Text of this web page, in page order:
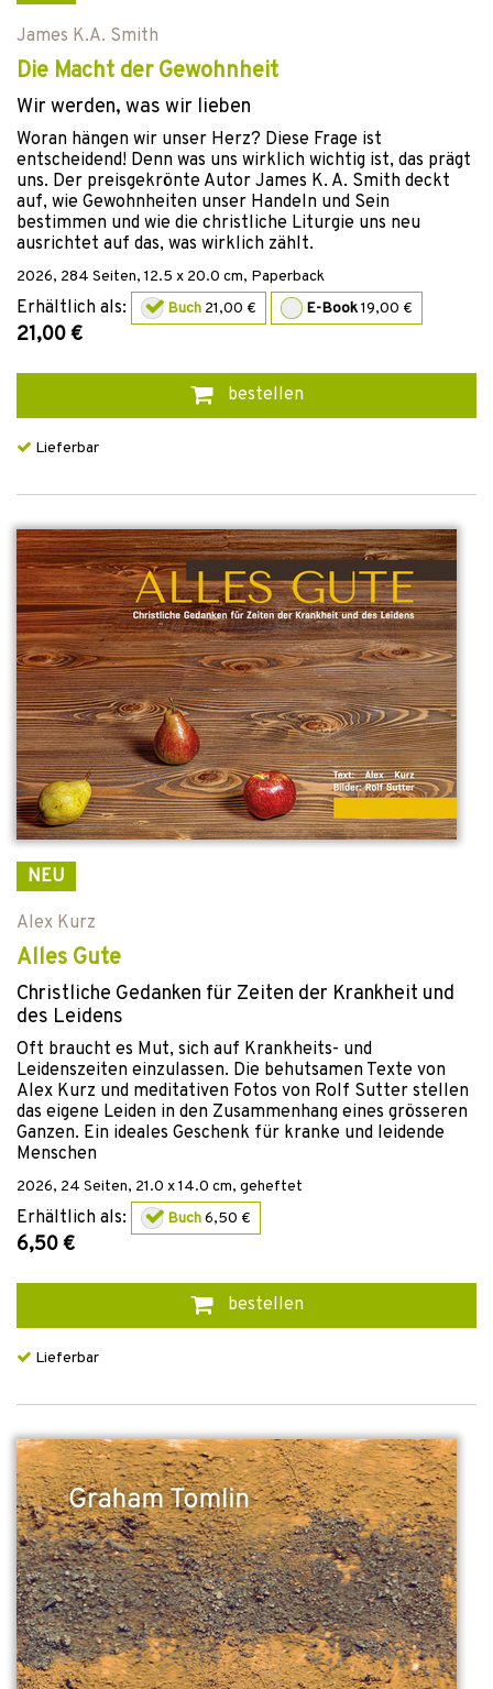
James K.A. Smith
Die Macht der Gewohnheit
Wir werden, was wir lieben
Woran hängen wir unser Herz? Diese Frage ist
entscheidend! Denn was uns wirklich wichtig ist, das prägt
uns. Der preisgekrönte Autor James K. A. Smith deckt
auf, wie Gewohnheiten unser Handeln und Sein
bestimmen und wie die christliche Liturgie uns neu
ausrichtet auf das, was wirklich zählt.
2026, 284 Seiten, 12.5 x 20.0 cm, Paperback
Erhältlich als: Buch 21,00 € E-Book19,00 €
21,00 €
bestellen
Lieferbar
NEU
Alex Kurz
Alles Gute
Christliche Gedanken für Zeiten der Krankheit und
des Leidens
Oft braucht es Mut, sich auf Krankheits- und
Leidenszeiten einzulassen. Die behutsamen Texte von
Alex Kurz und meditativen Fotos von Rolf Sutter stellen
das eigene Leiden in den Zusammenhang eines grösseren
Ganzen. Ein ideales Geschenk für kranke und leidende
Menschen
2026, 24 Seiten, 21.0 x 14.0 cm, geheftet
Erhältlich als: Buch6,50 €
6,50 €
bestellen
Lieferbar